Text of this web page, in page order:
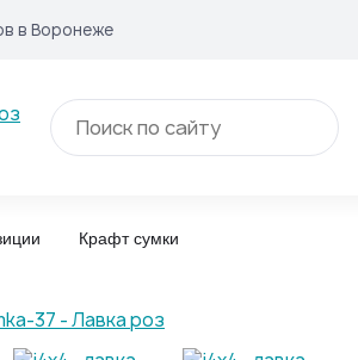
в Воронеже
Крафт сумки